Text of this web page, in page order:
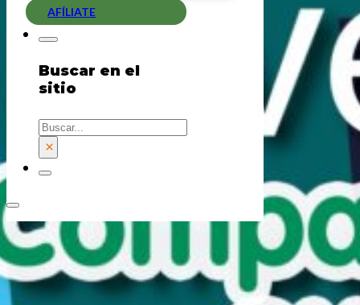
AFÍLIATE
Buscar en el
sitio
Buscar
×